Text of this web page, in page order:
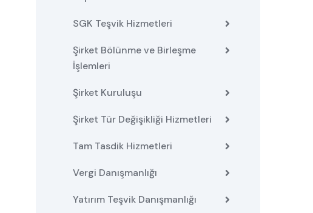
SGK Teşvik Hizmetleri
Şirket Bölünme ve Birleşme
İşlemleri
Şirket Kuruluşu
Şirket Tür Değişikliği Hizmetleri
Tam Tasdik Hizmetleri
Vergi Danışmanlığı
Yatırım Teşvik Danışmanlığı